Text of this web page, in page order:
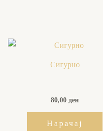
Сигурно
80,00ден
Нарачај